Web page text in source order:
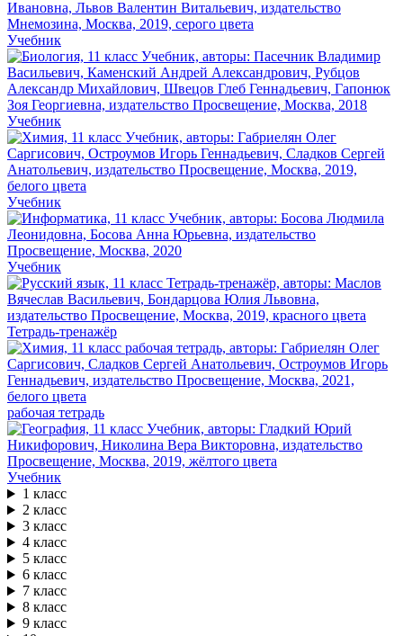
Учебник
Учебник
Учебник
Учебник
Тетрадь-тренажёр
рабочая тетрадь
Учебник
1 класс
2 класс
3 класс
4 класс
5 класс
6 класс
7 класс
8 класс
9 класс